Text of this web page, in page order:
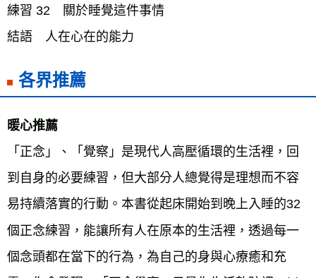
練習 32 關於睡覺這件事情
結語 人在心在的能力
各界推薦
暖心推薦
「正念」、「覺察」是現代人高壓循環的生活裡，回
到自身的必要練習，但大部分人總覺得是理想而不容
易持續落實的行動。本書從起床開始到晚上入睡的32
個正念練習，能讓所有人在原本的生活裡，透過每一
個念頭都在當下的行為，為自己的身與心療癒和充